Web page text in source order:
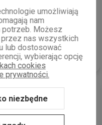
osoba była
produkty przynoszą
będziesz
prezentów,
uszkodzeniu.
umożliwiają
nam
Możesz
nas wszystkich
lub dostosować
wybierając opcję
cookies
prywatności.
niezbędne